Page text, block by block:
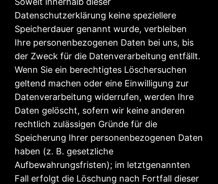
Datenschutzerklärung keine speziellere
Speicherdauer genannt wurde, verbleiben
Ihre personenbezogenen Daten bei uns, bis
der Zweck für die Datenverarbeitung entfällt.
Wenn Sie ein berechtigtes Löschersuchen
geltend machen oder eine Einwilligung zur
Datenverarbeitung widerrufen, werden Ihre
Daten gelöscht, sofern wir keine anderen
rechtlich zulässigen Gründe für die
Speicherung Ihrer personenbezogenen Daten
haben (z. B. gesetzliche
Aufbewahrungsfristen); im letztgenannten
Fall erfolgt die Löschung nach Fortfall dieser